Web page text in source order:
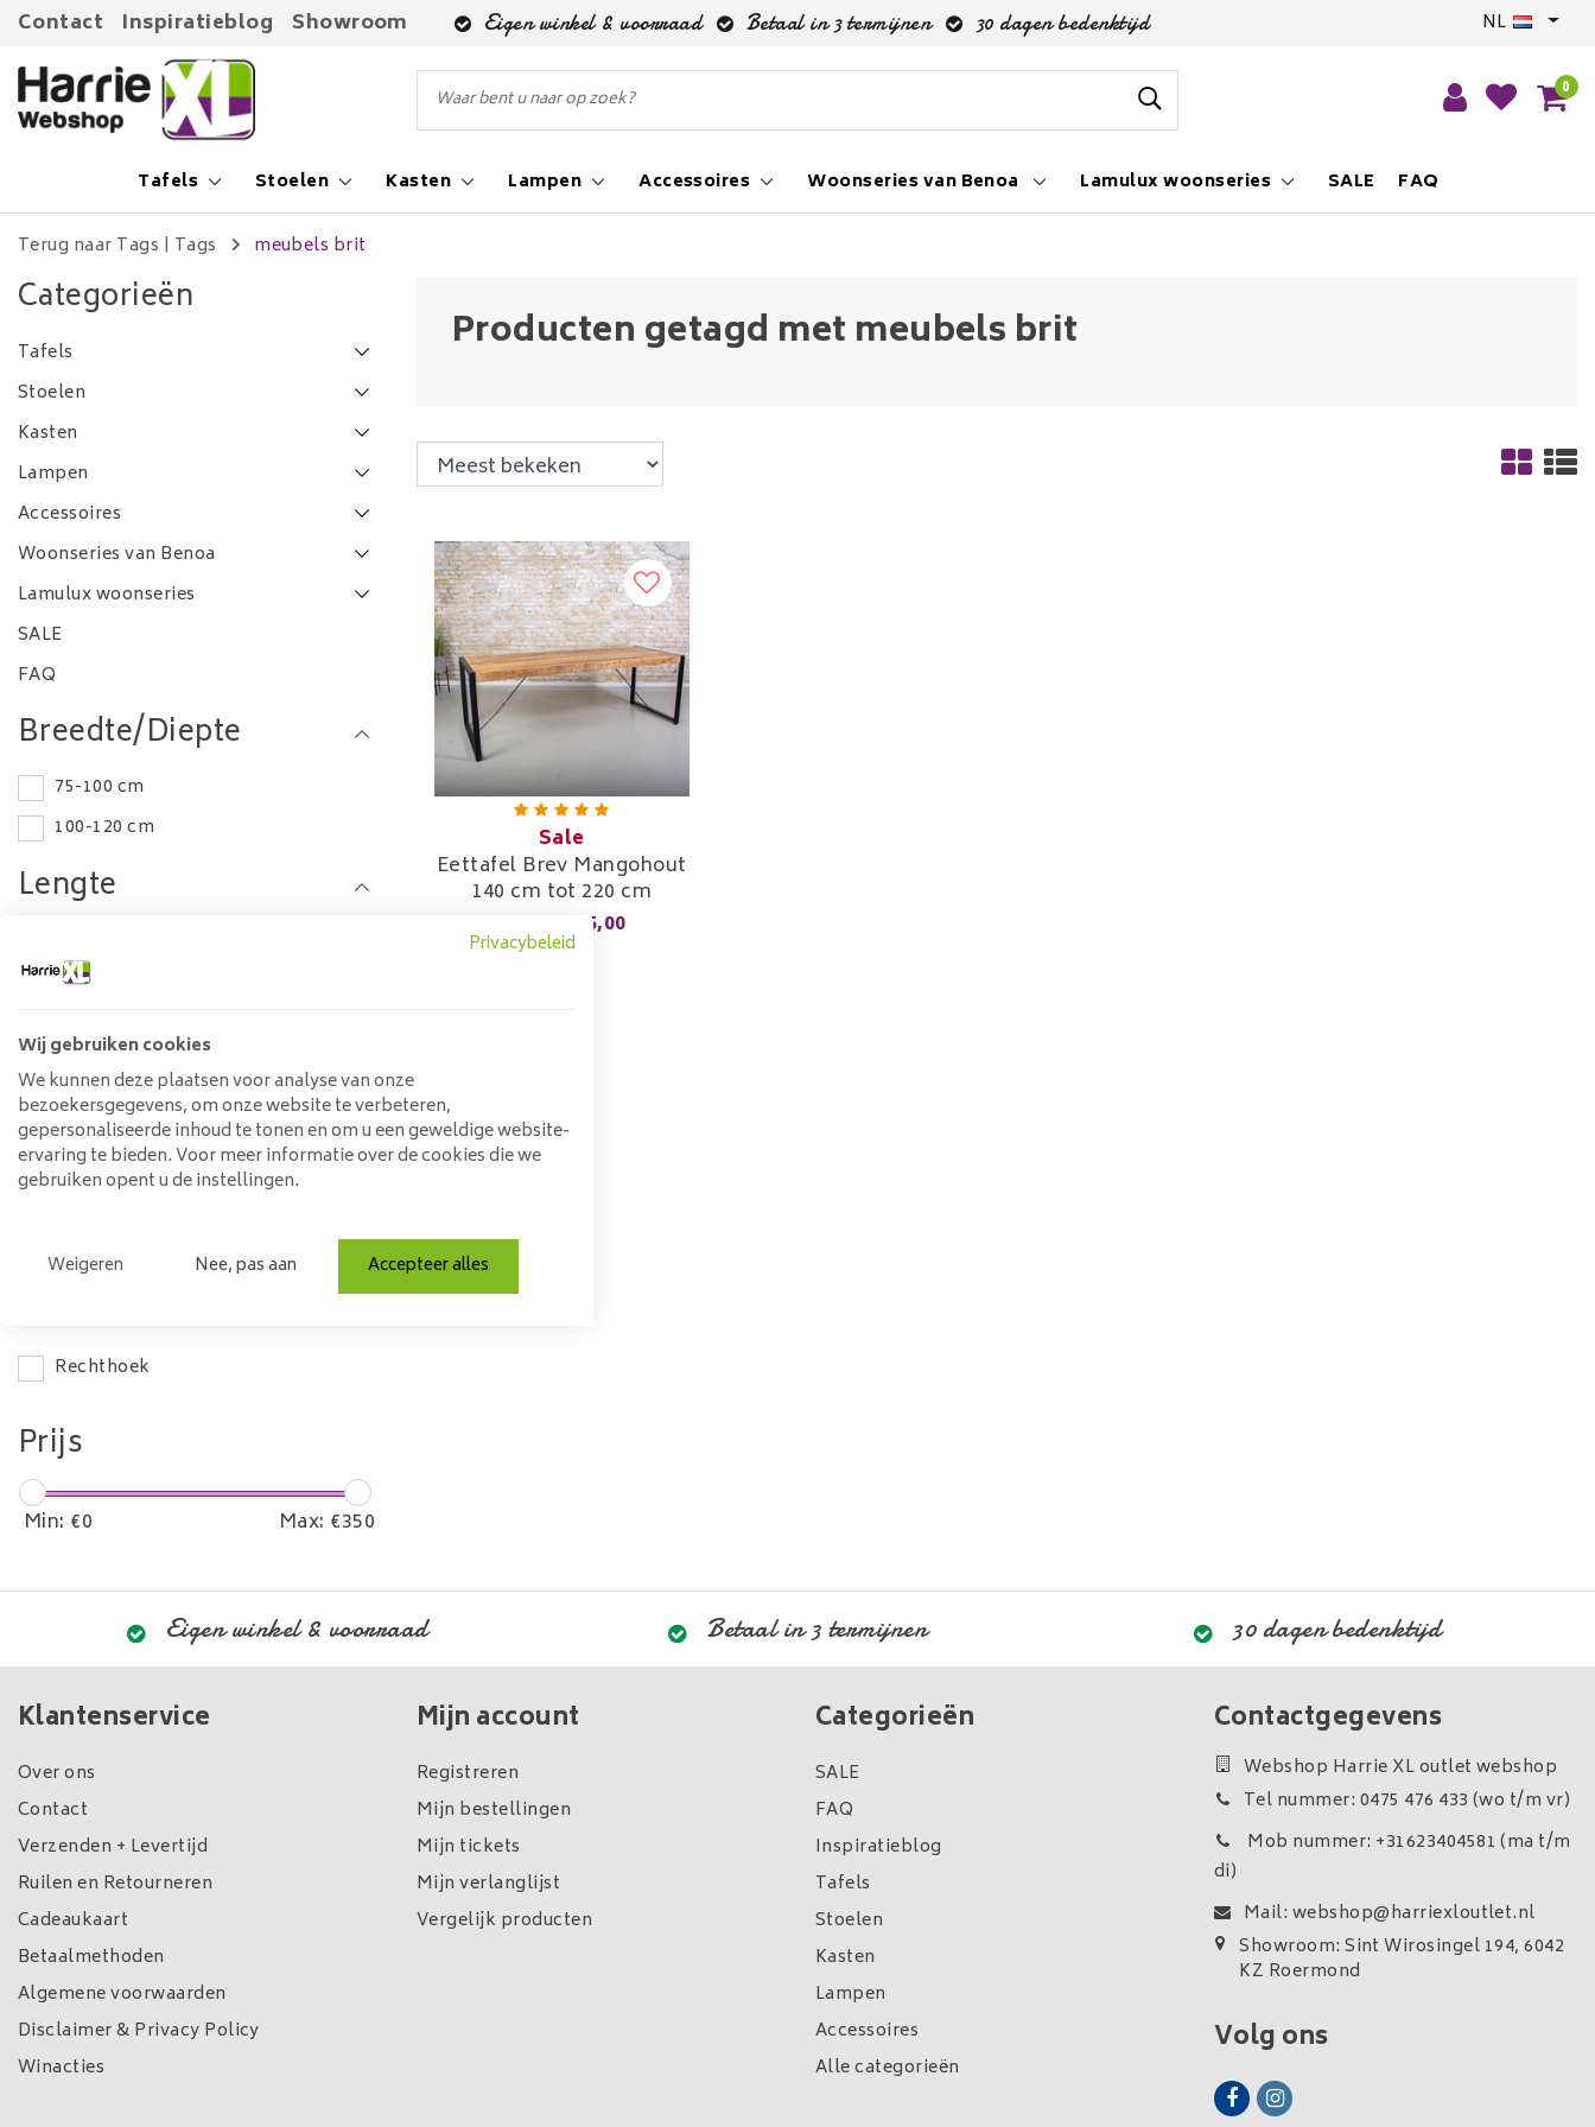
Contact Inspiratieblog Showroom Eigen winkel & voorraad Betaal in 3 termijnen 30 dagen bedenktijd NL
0
Tafels Stoelen Kasten Lampen Accessoires Woonseries van Benoa Lamulux woonseries SALE FAQ
Terug naar Tags | Tags meubels brit
Categorieën
Tafels
Stoelen
Kasten
Lampen
Accessoires
Woonseries van Benoa
Lamulux woonseries
SALE
FAQ
Breedte/Diepte
75-100 cm
100-120 cm
Lengte
160-180 cm
200-220 cm
220-240 cm
Materiaal
Mangohout
Rechthoek
Prijs
Min: €0 Max: €350
Producten getagd met meubels brit
Sale
Eettafel Brev Mangohout
140 cm tot 220 cm
315,00
Eigen winkel & voorraad Betaal in 3 termijnen 30 dagen bedenktijd
Klantenservice
Over ons
Contact
Verzenden + Levertijd
Ruilen en Retourneren
Cadeaukaart
Betaalmethoden
Algemene voorwaarden
Disclaimer & Privacy Policy
Winacties
Mijn account
Registreren
Mijn bestellingen
Mijn tickets
Mijn verlanglijst
Vergelijk producten
Categorieën
SALE
FAQ
Inspiratieblog
Tafels
Stoelen
Kasten
Lampen
Accessoires
Alle categorieën
Contactgegevens
Webshop Harrie XL outlet webshop
Tel nummer: 0475 476 433 (wo t/m vr)
Mob nummer: +31623404581 (ma t/m
di)
Mail: webshop@harriexloutlet.nl
Showroom: Sint Wirosingel 194, 6042
KZ Roermond
Volg ons
Privacybeleid
Wij gebruiken cookies
We kunnen deze plaatsen voor analyse van onze
bezoekersgegevens, om onze website te verbeteren,
gepersonaliseerde inhoud te tonen en om u een geweldige website-
ervaring te bieden. Voor meer informatie over de cookies die we
gebruiken opent u de instellingen.
Weigeren Nee, pas aan Accepteer alles